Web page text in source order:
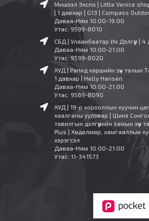
Мишээл Экспо | Little Venice
| 1 давхар | G13 | Compass
Даваа-Ням 10:00-19:00
Утас: 9599-8010
СБД | Улаанбаатар Их Дэлгүүр | 4
Даваа-Ням 10:00-21:00
Утас: 9599-8020
ХУД | Рапид харшийн зүүн талын
1 давхар | Helly Hansen
Даваа-Ням 10:00-21:00
Утас: 9569-8090
ХУД | 19-р хорооллын хуучин
хаалганы уулзвар | Шинэ
тавилгын дэлгүүрийн замын зүүн
Plus | Хөдөлмөр, хамгааллын
хэрэгсэл
Даваа-Ням 10:00-21:00
Утас: 11-341573